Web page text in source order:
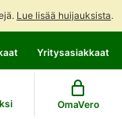
Lue lisää huijauksista.
Yritysasiakkaat
OmaVero